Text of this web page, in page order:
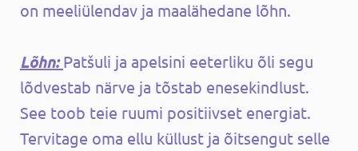
on meeliülendav ja maalähedane lõhn.
Lõhn:Patšuli ja apelsini eeterliku õli segu
lõdvestab närve ja tõstab enesekindlust.
See toob teie ruumi positiivset energiat.
Tervitage oma ellu küllust ja õitsengut selle